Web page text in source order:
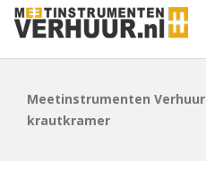
Meetinstrumenten Verhuur
krautkramer